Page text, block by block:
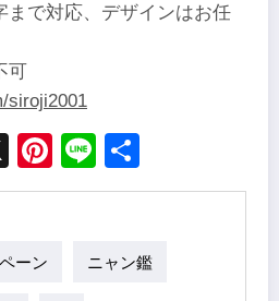
応、デザインはお任
siroji2001
X Pinterest
Line
ーン ニャン鑑